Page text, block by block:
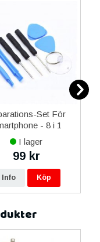
Set För
- 8 i 1
I lager
99 kr
Info Köp